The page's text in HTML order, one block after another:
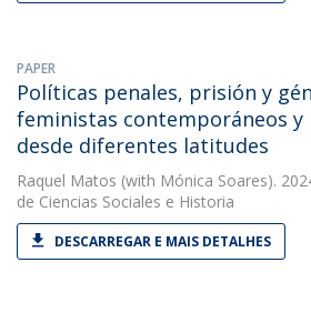
PAPER
Políticas penales, prisión y
feministas contemporáneos y
desde diferentes latitudes
Raquel Matos (with Mónica Soares).
de Ciencias Sociales e Historia
DESCARREGAR E MAIS DETALHES